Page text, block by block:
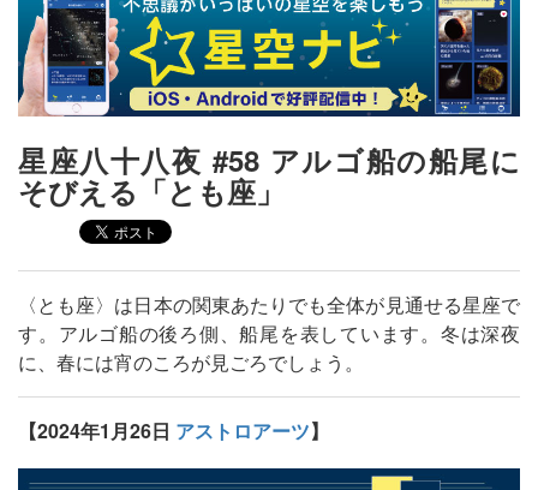
星座八十八夜 #58 アルゴ船の船尾に
そびえる「とも座」
〈とも座〉は日本の関東あたりでも全体が見通せる星座で
す。アルゴ船の後ろ側、船尾を表しています。冬は深夜
に、春には宵のころが見ごろでしょう。
【2024年1月26日 アストロアーツ】